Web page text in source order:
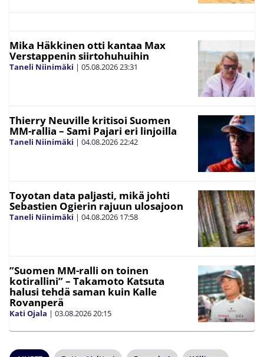
Mika Häkkinen otti kantaa Max
Verstappenin siirtohuhuihin
Taneli Niinimäki | 05.08.202623:31
Thierry Neuville kritisoi Suomen
MM-rallia – Sami Pajari eri linjoilla
Taneli Niinimäki | 04.08.202622:42
Toyotan data paljasti, mikä johti
Sebastien Ogierin rajuun ulosajoon
Taneli Niinimäki | 04.08.2026 17:58
”Suomen MM-ralli on toinen
kotirallini” – Takamoto Katsuta
halusi tehdä saman kuin Kalle
Rovanperä
Kati Ojala | 03.08.202620:15